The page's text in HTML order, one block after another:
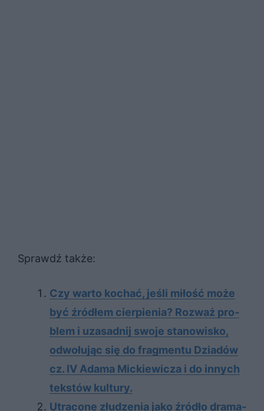
Sprawdź także:
Czy war­to ko­chać, je­śli mi­łość może
być źró­dłem cier­pie­nia? Roz­waż pro­
blem i uza­sad­nij swo­je sta­no­wi­sko,
od­wo­łu­jąc się do frag­men­tu Dziadów
cz. IV Adama Mickiewicza i do in­nych
tek­stów kul­tu­ry.
Utra­co­ne złu­dze­nia jako źró­dło dra­ma­